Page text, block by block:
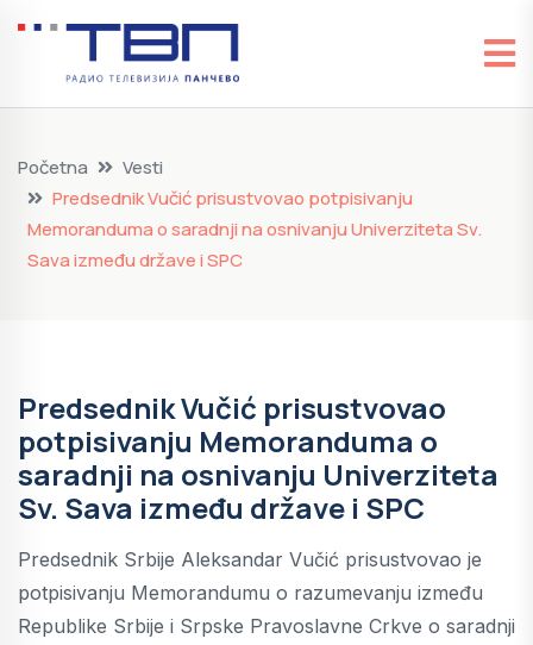
Početna
Vesti
Predsednik Vučić prisustvovao potpisivanju
Memoranduma o saradnji na osnivanju Univerziteta Sv.
Sava između države i SPC
Predsednik Vučić prisustvovao
potpisivanju Memoranduma o
saradnji na osnivanju Univerziteta
Sv. Sava između države i SPC
Predsednik Srbije Aleksandar Vučić prisustvovao je
potpisivanju Memorandumu o razumevanju između
Republike Srbije i Srpske Pravoslavne Crkve o saradnji